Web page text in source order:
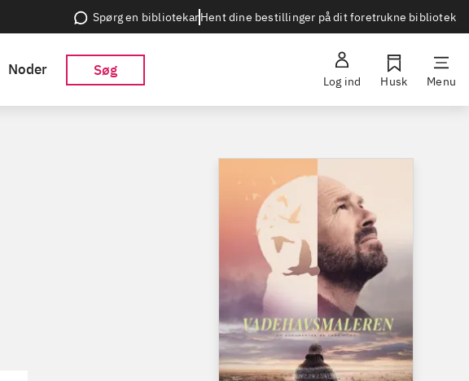
Spørg en bibliotekarHent dine bestillinger på dit foretrukne bibliotek
Noder Søg
Log ind Husk Menu